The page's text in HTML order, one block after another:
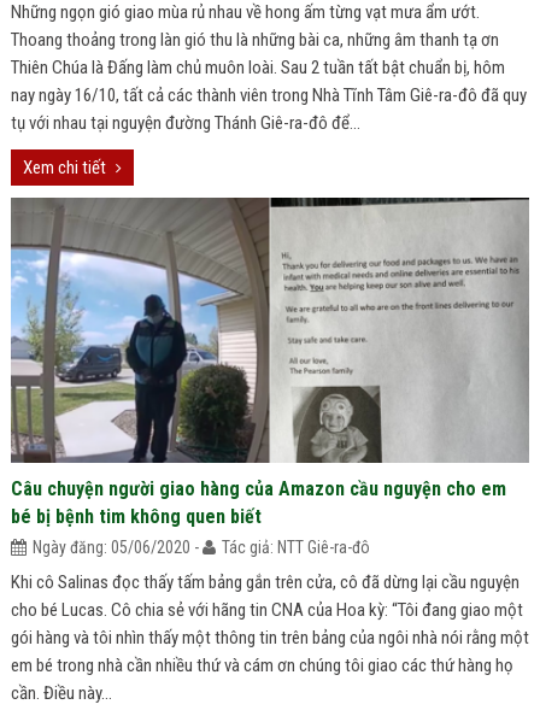
Những ngọn gió giao mùa rủ nhau về hong ấm từng vạt mưa ẩm ướt.
Thoang thoảng trong làn gió thu là những bài ca, những âm thanh tạ ơn
Thiên Chúa là Đấng làm chủ muôn loài. Sau 2 tuần tất bật chuẩn bị, hôm
nay ngày 16/10, tất cả các thành viên trong Nhà Tĩnh Tâm Giê-ra-đô đã quy
tụ với nhau tại nguyện đường Thánh Giê-ra-đô để...
Xem chi tiết
Câu chuyện người giao hàng của Amazon cầu nguyện cho em
bé bị bệnh tim không quen biết
Ngày đăng: 05/06/2020 - Tác giả: NTT Giê-ra-đô
Khi cô Salinas đọc thấy tấm bảng gắn trên cửa, cô đã dừng lại cầu nguyện
cho bé Lucas. Cô chia sẻ với hãng tin CNA của Hoa kỳ: “Tôi đang giao một
gói hàng và tôi nhìn thấy một thông tin trên bảng của ngôi nhà nói rằng một
em bé trong nhà cần nhiều thứ và cám ơn chúng tôi giao các thứ hàng họ
cần. Điều này...